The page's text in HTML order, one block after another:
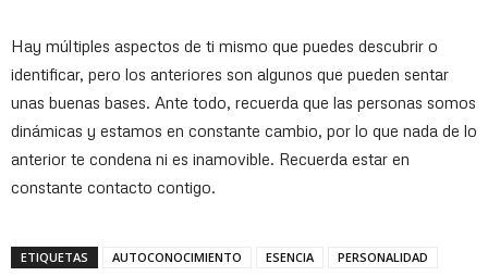
Hay múltiples aspectos de ti mismo que puedes descubrir o
identificar, pero los anteriores son algunos que pueden sentar
unas buenas bases. Ante todo, recuerda que las personas somos
dinámicas y estamos en constante cambio, por lo que nada de lo
anterior te condena ni es inamovible. Recuerda estar en
constante contacto contigo.
ETIQUETAS AUTOCONOCIMIENTO ESENCIA PERSONALIDAD